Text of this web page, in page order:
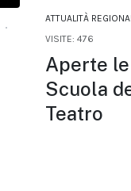
ATTUALITÀ
VISITE: 476
Aperte
Scuola
Teatro